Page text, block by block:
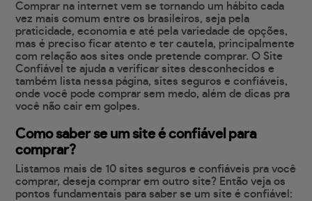
Comprar na internet vem se tornando um hábito cada
vez mais comum entre os brasileiros, seja pela
praticidade, economia e até pela variedade de opções,
mas é preciso ficar atento e ter cautela, principalmente
com relação aos sites onde pretende comprar. O Site
Confiável te ajuda a verificar sites desconhecidos e
também lista nessa página, sites seguros e confiáveis,
onde você pode comprar sem medo, além de dicas pra
você não cair em golpes.
Como saber se um site é confiável para
comprar?
Listamos mais de 10 sites seguros e confiáveis pra você
comprar, deseja comprar em outro site? Então veja os
pontos fundamentais para saber se um site é confiável: